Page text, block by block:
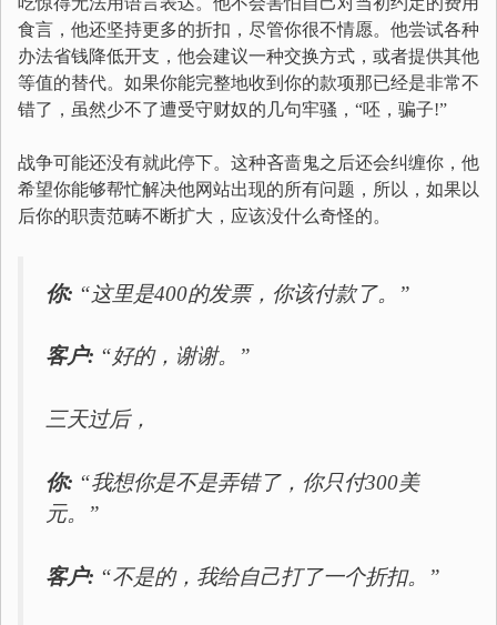
食言，他还坚持更多的折扣，尽管你很不情愿。他尝试各种
办法省钱降低开支，他会建议一种交换方式，或者提供其他
等值的替代。如果你能完整地收到你的款项那已经是非常不
错了，虽然少不了遭受守财奴的几句牢骚，“呸，骗子!”
战争可能还没有就此停下。这种吝啬鬼之后还会纠缠你，他
希望你能够帮忙解决他网站出现的所有问题，所以，如果以
后你的职责范畴不断扩大，应该没什么奇怪的。
你: “这里是400的发票，你该付款了。”
客户: “好的，谢谢。”
三天过后，
你: “我想你是不是弄错了，你只付300美
元。”
客户: “不是的，我给自己打了一个折扣。”